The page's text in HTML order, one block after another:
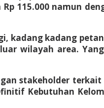
115.000 namun
kadang kadang
wilayah area.
stakeholder
Kebutuhan